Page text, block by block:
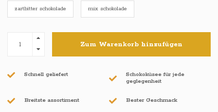
zartbitter schokolade mix schokolade
Zum Warenkorb hinzufügen
Schnell geliefert
Schokoküsee für jede
geglegenheit
Breitste assortiment Bester Geschmack